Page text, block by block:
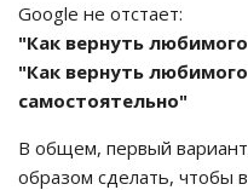
Google не отстает:
"Как вернуть
"Как вернуть
самостоятельно"
В общем, первый
образом сделать, чтобы